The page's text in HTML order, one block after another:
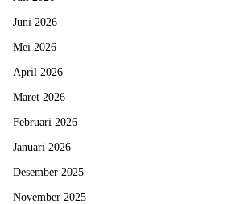
Juni 2026
Mei 2026
April 2026
Maret 2026
Februari 2026
Januari 2026
Desember 2025
November 2025